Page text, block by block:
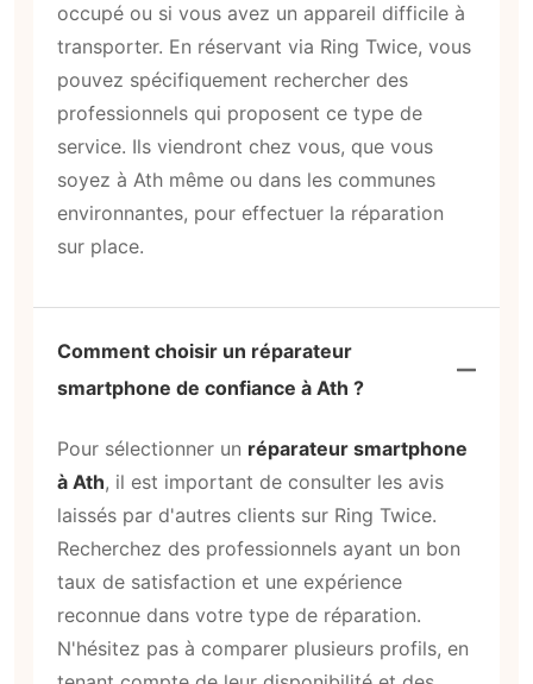
occupé ou si vous avez un appareil difficile à
transporter. En réservant via Ring Twice, vous
pouvez spécifiquement rechercher des
professionnels qui proposent ce type de
service. Ils viendront chez vous, que vous
soyez à Ath même ou dans les communes
environnantes, pour effectuer la réparation
sur place.
Comment choisir un réparateur
smartphone de confiance à Ath ?
Pour sélectionner un réparateur smartphone
à Ath, il est important de consulter les avis
laissés par d'autres clients sur Ring Twice.
Recherchez des professionnels ayant un bon
taux de satisfaction et une expérience
reconnue dans votre type de réparation.
N'hésitez pas à comparer plusieurs profils, en